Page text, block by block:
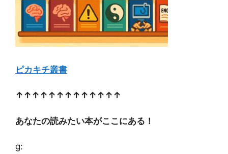
ピカキチ叢書
↑↑↑↑↑↑↑↑↑↑↑↑↑
あなたの読みたい本がここにある！
g: